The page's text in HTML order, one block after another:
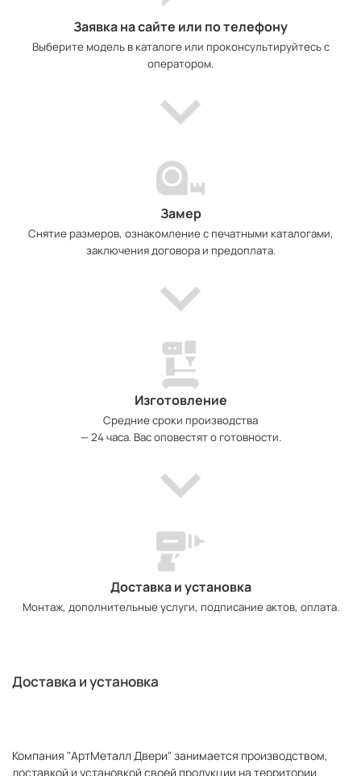
Заявка на сайте или по телефону
Выберите модель в каталоге или проконсультируйтесь с
оператором.
Замер
Снятие размеров, ознакомление с печатными каталогами,
заключения договора и предоплата.
Изготовление
Средние сроки производства
— 24 часа. Вас оповестят о готовности.
Доставка и установка
Монтаж, дополнительные услуги, подписание актов, оплата.
Доставка и установка
Компания "АртМеталл Двери" занимается производством,
доставкой и установкой своей продукции на территории